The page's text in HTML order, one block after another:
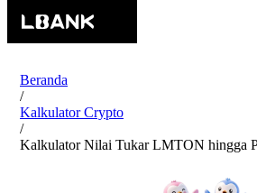
Beranda
/
Kalkulator Crypto
/
Kalkulator Nilai Tukar LMTON hingga